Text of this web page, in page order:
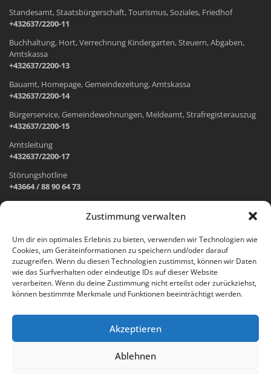
Zustimmung verwalten
Um dir ein optimales Erlebnis zu bieten, verwenden wir Technologien wie
Cookies, um Geräteinformationen zu speichern und/oder darauf
zuzugreifen. Wenn du diesen Technologien zustimmst, können wir Daten
wie das Surfverhalten oder eindeutige IDs auf dieser Website
verarbeiten. Wenn du deine Zustimmung nicht erteilst oder zurückziehst,
können bestimmte Merkmale und Funktionen beeinträchtigt werden.
Akzeptieren
Ablehnen
Standesamt, Staatsbürgerschaft, Tourismus, Soziales, Friedhof
+432637/2200-11
Buchhaltung, Hort, Verrechnung Kindergarten, Steuern, Abgaben,
Amtskassa
+432637/2200-13
Bauamt, Homepage, Gemeindezeitung, Amtskassa
+432637/2200-14
Bürgerservice, Gemeindewohnungen, Meldeamt, Strafregisterauszug
+432637/2200-15
Amtsleitung
+432637/2200-17
Störungshotline
+43664 / 88 90 64 73
Wr. Neustädter Straße 1
2733 Grünbach am Schneeberg
Öffnungszeiten Gemeindeamt:
Montag: 8.00 – 12.00 Uhr und 14.00 – 18.00 Uhr
Freitag: 8.00 – 12.00 Uhr
Email: